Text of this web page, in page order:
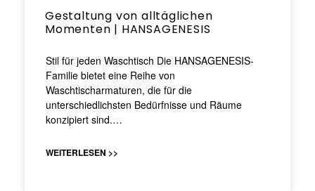
Gestaltung von alltäglichen
Momenten | HANSAGENESIS
Stil für jeden Waschtisch Die HANSAGENESIS-
Familie bietet eine Reihe von
Waschtischarmaturen, die für die
unterschiedlichsten Bedürfnisse und Räume
konzipiert sind.…
WEITERLESEN >>